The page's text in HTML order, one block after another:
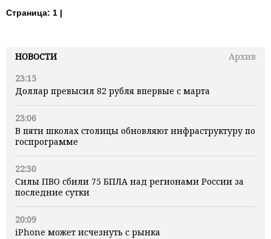
НОВОСТИ
Архив
23:15
Доллар превысил 82 рубля впервые с марта
23:06
В пяти школах столицы обновляют инфраструктуру по
госпрограмме
22:30
Силы ПВО сбили 75 БПЛА над регионами России за
последние сутки
20:09
iPhone может исчезнуть с рынка
Страница: 1 |